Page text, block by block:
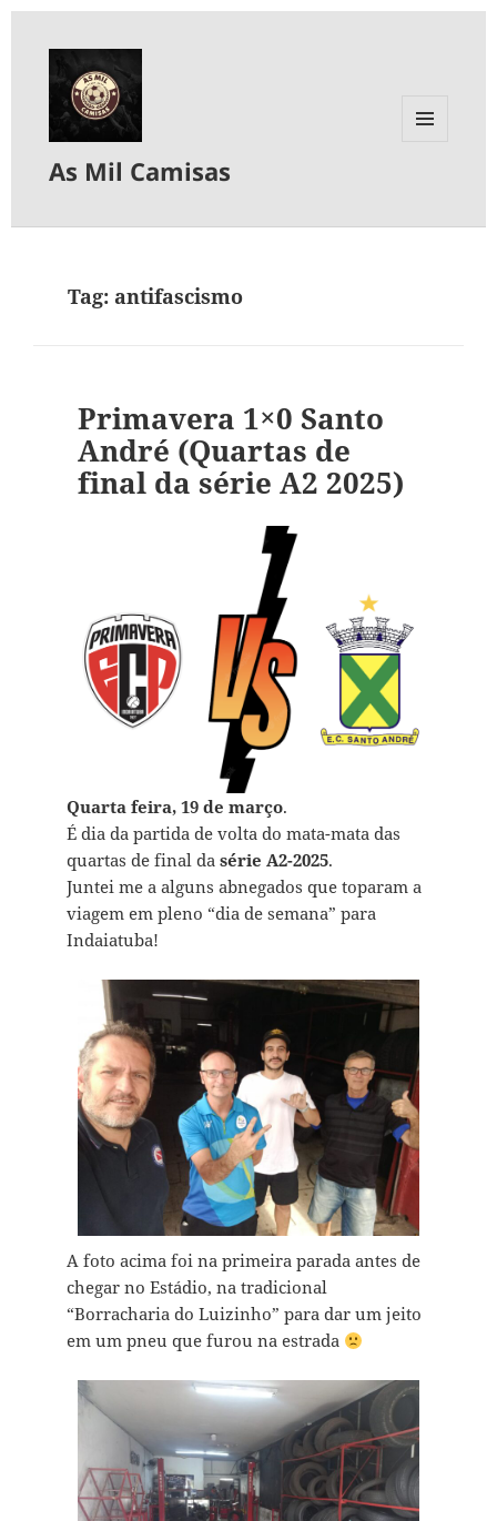
As Mil Camisas
Tag: antifascismo
Primavera 1×0 Santo
André (Quartas de
final da série A2 2025)
Quarta feira, 19 de março.
É dia da partida de volta do mata-mata das
quartas de final da série A2-2025.
Juntei me a alguns abnegados que toparam a
viagem em pleno “dia de semana” para
Indaiatuba!
A foto acima foi na primeira parada antes de
chegar no Estádio, na tradicional
“Borracharia do Luizinho” para dar um jeito
em um pneu que furou na estrada